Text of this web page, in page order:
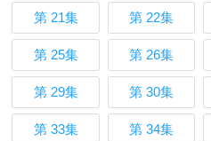
第 21集 第 22集
第 25集 第 26集
第 29集 第 30集
第 33集 第 34集